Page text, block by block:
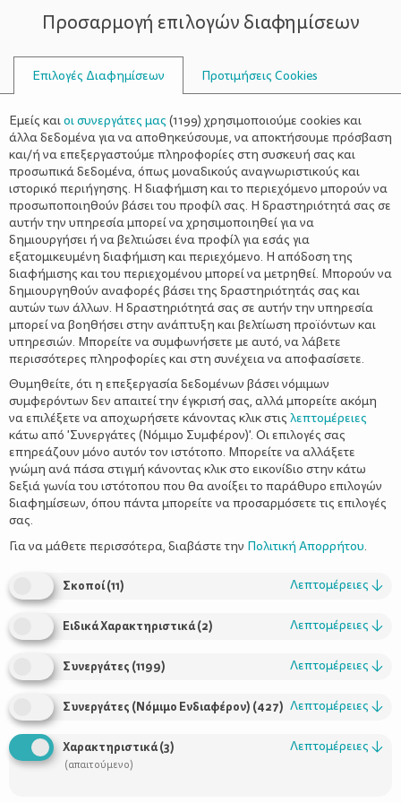
ΣΥΜΒΟΥΛΟΙ
ΟΙΚΟΓΈΝΕΙΑ>ΟΙΚΟΓΕΝΕΙΑΚΈΣ ΔΡΑΣΤΗΡΙΌΤΗΤΕΣ
Μεσημεριανός ύπνος – Μυστικό
υγείας και ευεξίας
Την περιβόητη φράση «power nap» εφηύρε ο Winston Churchill.
Τη συμβουλή του ακολούθησε η Margaret Thatcher η οποία είχε
και 3:30μ.μ. Και ο 95χρονος πλέον Κωνσταντίνος Μητσοτάκης
δήλωσε πως το μικρό του μυστικό είναι η απαρέγκλιτη τήρηση
της μεσημεριανής του σιέστας.
Για τους περισσότερους το πρόγραμμα είναι τόσο ασφυκτικό
που ο μεσημεριανός ύπνος δεν είναι παρά πολυτέλεια των
καλοκαιρινών διακοπών. Ακόμη και όσοι μπορούν όμως, το
αμελούν.
είναι απολύτως απαραίτητος με σημαντικά οφέλη για
την υγεία, σωματική και ψυχική.
Προσαρμογή επιλογών διαφημίσεων
Επιλογές Διαφημίσεων Προτιμήσεις Cookies
Εμείς καιοι συνεργάτες μας (1199) χρησιμοποιούμε cookies και
άλλα δεδομένα για να αποθηκεύσουμε, να αποκτήσουμε πρόσβαση
και/ή να επεξεργαστούμε πληροφορίες στη συσκευή σας και
προσωπικά δεδομένα, όπως μοναδικούς αναγνωριστικούς και
ιστορικό περιήγησης. Η διαφήμιση και το περιεχόμενο μπορούν να
προσωποποιηθούν βάσει του προφίλ σας. Η δραστηριότητά σας σε
αυτήν την υπηρεσία μπορεί να χρησιμοποιηθεί για να
δημιουργήσει ή να βελτιώσει ένα προφίλ για εσάς για
εξατομικευμένη διαφήμιση και περιεχόμενο. Η απόδοση της
διαφήμισης και του περιεχομένου μπορεί να μετρηθεί. Μπορούν να
δημιουργηθούν αναφορές βάσει της δραστηριότητάς σας και
αυτών των άλλων. Η δραστηριότητά σας σε αυτήν την υπηρεσία
μπορεί να βοηθήσει στην ανάπτυξη και βελτίωση προϊόντων και
υπηρεσιών. Μπορείτε να συμφωνήσετε με αυτό, να λάβετε
περισσότερες πληροφορίες και στη συνέχεια να αποφασίσετε.
Θυμηθείτε, ότι η επεξεργασία δεδομένων βάσει νόμιμων
συμφερόντων δεν απαιτεί την έγκρισή σας, αλλά μπορείτε ακόμη
να επιλέξετε να αποχωρήσετε κάνοντας κλικ στις λεπτομέρειες
κάτω από 'Συνεργάτες (Νόμιμο Συμφέρον)'. Οι επιλογές σας
επηρεάζουν μόνο αυτόν τον ιστότοπο. Μπορείτε να αλλάξετε
γνώμη ανά πάσα στιγμή κάνοντας κλικ στο εικονίδιο στην κάτω
δεξιά γωνία του ιστότοπου που θα ανοίξει το παράθυρο επιλογών
διαφημίσεων, όπου πάντα μπορείτε να προσαρμόσετε τις επιλογές
σας.
Για να μάθετε περισσότερα, διαβάστε την Πολιτική Απορρήτου.
Σκοποί(11) Λεπτομέρειες ↓
Ειδικά Χαρακτηριστικά(2) Λεπτομέρειες ↓
Συνεργάτες (1199) Λεπτομέρειες ↓
Συνεργάτες (Νόμιμο Ενδιαφέρον) (427) Λεπτομέρειες ↓
Χαρακτηριστικά(3)
(απαιτούμενο)
Λεπτομέρειες ↓